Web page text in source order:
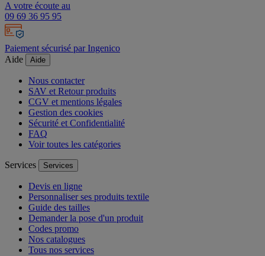
A votre écoute au
09 69 36 95 95
Paiement sécurisé par Ingenico
Aide
Aide
Nous contacter
SAV et Retour produits
CGV et mentions légales
Gestion des cookies
Sécurité et Confidentialité
FAQ
Voir toutes les catégories
Services Services
Devis en ligne
Personnaliser ses produits textile
Guide des tailles
Demander la pose d'un produit
Codes promo
Nos catalogues
Tous nos services